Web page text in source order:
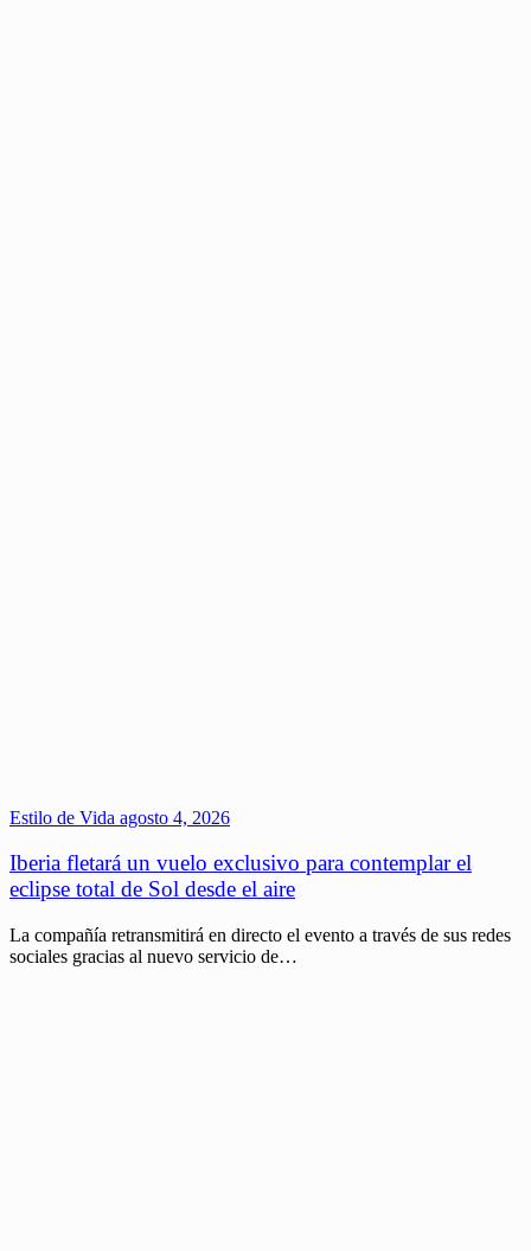
Estilo de Vida agosto 4, 2026
Iberia fletará un vuelo exclusivo para contemplar el
eclipse total de Sol desde el aire
La compañía retransmitirá en directo el evento a través de sus redes
sociales gracias al nuevo servicio de…